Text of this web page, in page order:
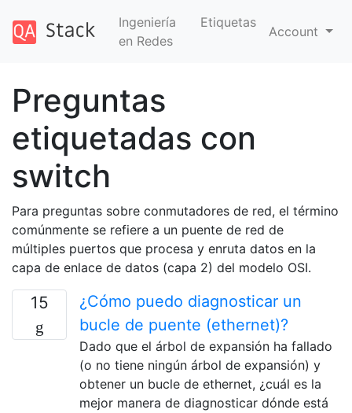
Ingeniería
en Redes
Etiquetas
Account
Preguntas
etiquetadas con
switch
Para preguntas sobre conmutadores de red, el término
comúnmente se refiere a un puente de red de
múltiples puertos que procesa y enruta datos en la
capa de enlace de datos (capa 2) del modelo OSI.
15
¿Cómo puedo diagnosticar un
bucle de puente (ethernet)?
Dado que el árbol de expansión ha fallado
(o no tiene ningún árbol de expansión) y
obtener un bucle de ethernet, ¿cuál es la
mejor manera de diagnosticar dónde está